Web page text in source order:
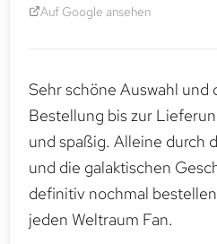
Auf Google ansehen
Sehr schöne Auswahl und
Bestellung bis zur
und spaßig. Alleine durch
und die galaktischen
definitiv nochmal
jeden Weltraum Fan.